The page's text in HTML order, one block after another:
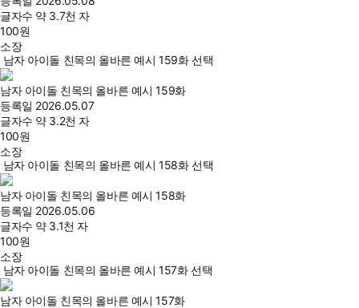
글자수 약 3.7천 자
100원
소장
남자 아이돌 친목의 올바른 예시 159화 선택
남자 아이돌 친목의 올바른 예시 159화
등록일 2026.05.07
글자수 약 3.2천 자
100원
소장
남자 아이돌 친목의 올바른 예시 158화 선택
남자 아이돌 친목의 올바른 예시 158화
등록일 2026.05.06
글자수 약 3.1천 자
100원
소장
남자 아이돌 친목의 올바른 예시 157화 선택
남자 아이돌 친목의 올바른 예시 157화